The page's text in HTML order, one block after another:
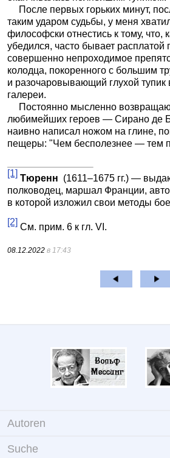
После первых горьких минут,
таким ударом судьбы, у меня
философски отнестись к тому, что,
убедился, часто бывает расплатой
совершенно непроходимое
колодца, покоренного с большим
и разочаровывающий глухой тупик
галереи.
Постоянно мысленно
любимейших героев — Сирано де
наивно написал ножом на глине,
пещеры: "Чем бесполезнее — тем
[1] Тюренн (1611–1675 гг.) —
полководец, маршал Франции,
в которой изложил свои методы
[2] См. прим. 6 к гл. VI.
08.12.2022 в 17:43
Autoren
Suche